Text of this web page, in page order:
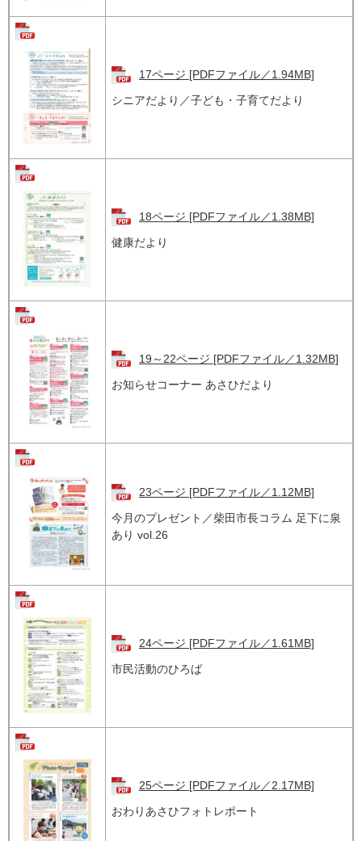
17ページ [PDFファイル／1.94MB]
シニアだより／子ども・子育てだより
18ページ [PDFファイル／1.38MB]
健康だより
19～22ページ [PDFファイル／1.32MB]
お知らせコーナー あさひだより
23ページ [PDFファイル／1.12MB]
今月のプレゼント／柴田市長コラム 足下に泉
あり vol.26
24ページ [PDFファイル／1.61MB]
市民活動のひろば
25ページ [PDFファイル／2.17MB]
おわりあさひフォトレポート